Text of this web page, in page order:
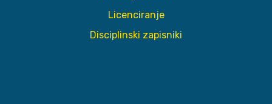
Licenciranje
Disciplinski zapisniki